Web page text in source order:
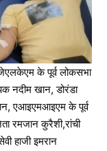
के पूर्व लोकसभा
नदीम खान, डोरंडा
एआइएमआइएम के पूर्व
रमजान कुरैशी,रांची
हाजी इमरान